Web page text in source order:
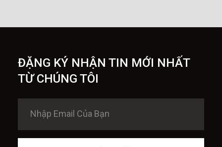
ĐẶNG KÝ NHẬN TIN MỚI NHẤT
TỪ CHÚNG TÔI